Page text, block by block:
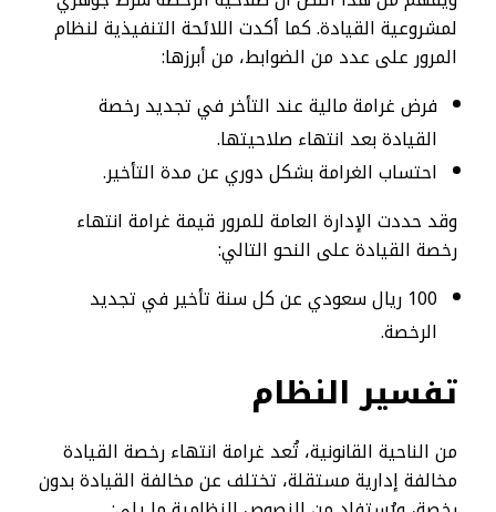
لمشروعية القيادة. كما أكدت اللائحة التنفيذية لنظام
المرور على عدد من الضوابط، من أبرزها:
فرض غرامة مالية عند التأخر في تجديد رخصة
القيادة بعد انتهاء صلاحيتها.
احتساب الغرامة بشكل دوري عن مدة التأخير.
وقد حددت الإدارة العامة للمرور قيمة غرامة انتهاء
رخصة القيادة على النحو التالي:
100 ريال سعودي عن كل سنة تأخير في تجديد
الرخصة.
تفسير النظام
من الناحية القانونية، تُعد غرامة انتهاء رخصة القيادة
مخالفة إدارية مستقلة، تختلف عن مخالفة القيادة بدون